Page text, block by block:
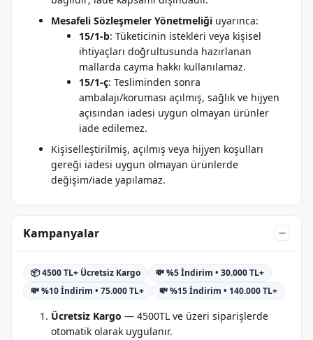
Mesafeli Sözleşmeler Yönetmeliği uyarınca:
15/1-b: Tüketicinin istekleri veya kişisel
ihtiyaçları doğrultusunda hazırlanan
mallarda cayma hakkı kullanılamaz.
15/1-ç: Tesliminden sonra
ambalajı/koruması açılmış, sağlık ve hijyen
açısından iadesi uygun olmayan ürünler
iade edilemez.
Kişiselleştirilmiş, açılmış veya hijyen koşulları
gereği iadesi uygun olmayan ürünlerde
değişim/iade yapılamaz.
Kampanyalar
📦 4500 TL+ Ücretsiz Kargo
💸 %5 İndirim • 30.000 TL+
💸 %10 İndirim • 75.000 TL+
💸 %15 İndirim • 140.000 TL+
Ücretsiz Kargo — 4500TL ve üzeri siparişlerde
otomatik olarak uygulanır.